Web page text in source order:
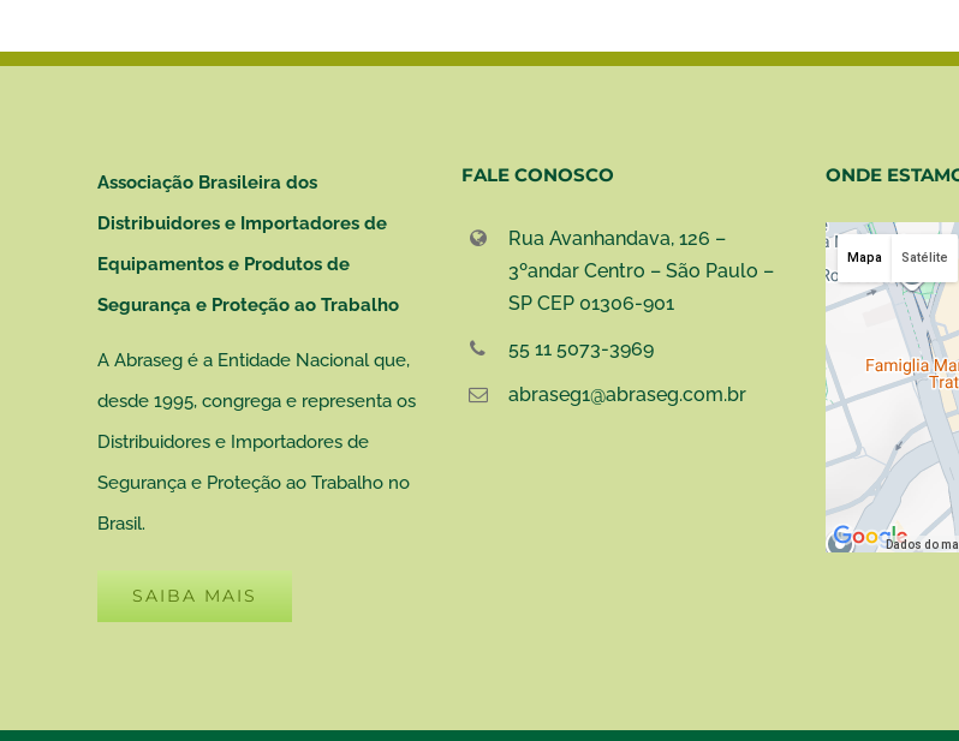
Associação Brasileira dos
Distribuidores e Importadores de
Equipamentos e Produtos de
Segurança e Proteção ao Trabalho
A Abraseg é a Entidade Nacional que,
desde 1995, congrega e representa os
Distribuidores e Importadores de
Segurança e Proteção ao Trabalho no
Brasil.
SAIBA MAIS
FALE CONOSCO
Rua Avanhandava, 126 –
3ºandar Centro – São Paulo –
SP CEP 01306-901
55 11 5073-3969
abraseg1@abraseg.com.br
ONDE
Dados do
Mapa Satélite